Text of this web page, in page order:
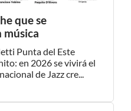
que se
Punta del Este
en 2026 se vivirá el
de Jazz cre...